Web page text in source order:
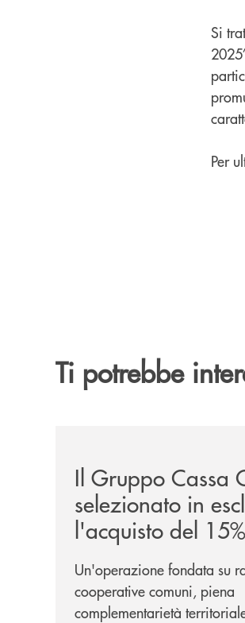
Si
Per
Ti potrebbe
Il Gruppo Cassa
selezionato in
l'acquisto del
Cambiano 1884
Un'operazione fondata su
cooperative comuni, piena
complementarietà